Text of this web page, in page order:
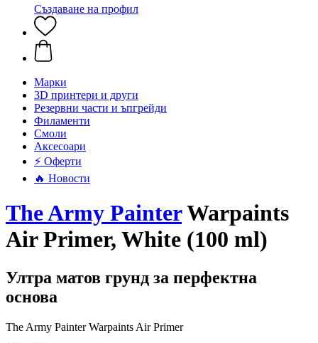
Създаване на профил
Mарки
3D принтери и други
Резервни части и ъпгрейди
Филаменти
Смоли
Аксесоари
⚡ Оферти
🔥 Новости
The Army PainterWarpaints
Air Primer, White (100 ml)
Ултра матов грунд за перфектна
основа
The Army Painter Warpaints Air Primer